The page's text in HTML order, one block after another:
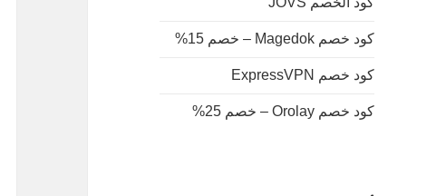
كود خصم Magedok – خصم 15%
كود خصم ExpressVPN
كود خصم Orolay – خصم 25%